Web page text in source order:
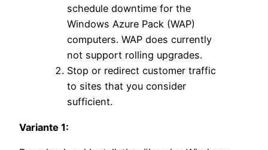
schedule downtime for the
Windows Azure Pack (WAP)
computers. WAP does currently
not support rolling upgrades.
Stop or redirect customer traffic
to sites that you consider
sufficient.
Variante 1: